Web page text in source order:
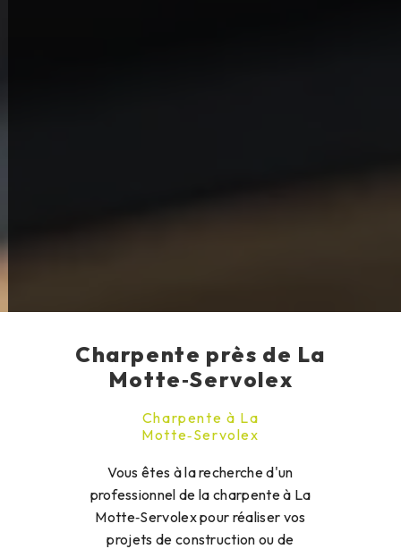
Charpente près de La
Motte‑Servolex
Charpente à La
Motte‑Servolex
Vous êtes à la recherche d'un
professionnel de la charpente à La
Motte‑Servolex pour réaliser vos
projets de construction ou de